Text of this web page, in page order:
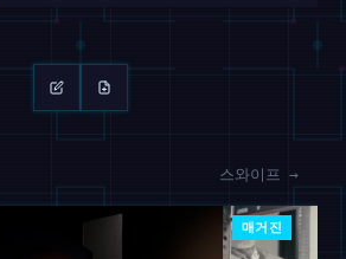
스와이프 →
매거진